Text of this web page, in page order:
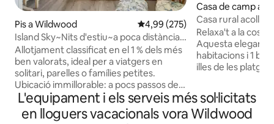
Pis a Wildwood 4,99 de puntuació mitjana d'un
4,99 (275)
Island Sky~Nits d'estiu~a poca distància a
peu de pubs i de Boards Beach
Allotjament classificat en el 1 % dels més
ben valorats, ideal per a viatgers en
solitari, parelles o famílies petites.
Ubicació immillorable: a pocs passos del
passeig marítim, la platja, els parcs
d'atraccions i els parcs aquàtics!
- Valoració de 4,98 estrelles com a
Casa de camp a
rest
Casa rural
del passeig
Relaxa't a la
Aquesta elegant
habitacions i 1
illes de les
moderna i
dona a una
sofà llit, perfecta
L'equipament i els serveis més sol·licitats
en lloguers vacacionals vora Wildwood